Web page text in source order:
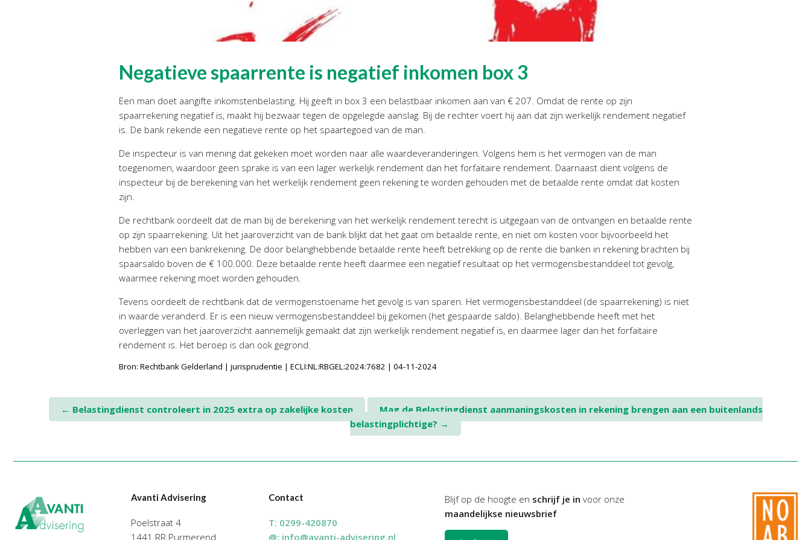
Negatieve spaarrente is negatief inkomen box 3
Een man doet aangifte inkomstenbelasting. Hij geeft in box 3 een belastbaar inkomen aan van € 207. Omdat de rente op zijn
spaarrekening negatief is, maakt hij bezwaar tegen de opgelegde aanslag. Bij de rechter voert hij aan dat zijn werkelijk rendement negatief
is. De bank rekende een negatieve rente op het spaartegoed van de man.
De inspecteur is van mening dat gekeken moet worden naar alle waardeveranderingen. Volgens hem is het vermogen van de man
toegenomen, waardoor geen sprake is van een lager werkelijk rendement dan het forfaitaire rendement. Daarnaast dient volgens de
inspecteur bij de berekening van het werkelijk rendement geen rekening te worden gehouden met de betaalde rente omdat dat kosten
zijn.
De rechtbank oordeelt dat de man bij de berekening van het werkelijk rendement terecht is uitgegaan van de ontvangen en betaalde rente
op zijn spaarrekening. Uit het jaaroverzicht van de bank blijkt dat het gaat om betaalde rente, en niet om kosten voor bijvoorbeeld het
hebben van een bankrekening. De door belanghebbende betaalde rente heeft betrekking op de rente die banken in rekening brachten bij
spaarsaldo boven de € 100.000. Deze betaalde rente heeft daarmee een negatief resultaat op het vermogensbestanddeel tot gevolg,
waarmee rekening moet worden gehouden.
Tevens oordeelt de rechtbank dat de vermogenstoename het gevolg is van sparen. Het vermogensbestanddeel (de spaarrekening) is niet
in waarde veranderd. Er is een nieuw vermogensbestanddeel bij gekomen (het gespaarde saldo). Belanghebbende heeft met het
overleggen van het jaaroverzicht aannemelijk gemaakt dat zijn werkelijk rendement negatief is, en daarmee lager dan het forfaitaire
rendement is. Het beroep is dan ook gegrond.
Bron: Rechtbank Gelderland | jurisprudentie | ECLI:NL:RBGEL:2024:7682 | 04-11-2024
← Belastingdienst controleert in 2025 extra op zakelijke kosten
Mag de Belastingdienst aanmaningskosten in rekening brengen aan een buitenlands
belastingplichtige? →
Avanti Advisering
Poelstraat 4
1441 RR Purmerend
Contact
T: 0299-420870
@: info@avanti-advisering.nl
Blijf op de hoogte en schrijf je in voor onze
maandelijkse nieuwsbrief